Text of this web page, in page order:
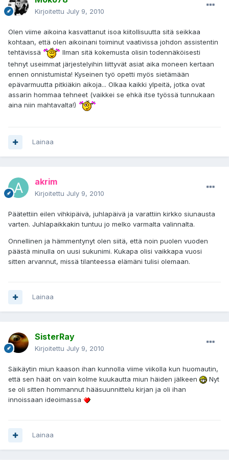
Kirjoitettu July 9, 2010
Olen viime aikoina kasvattanut isoa kiitollisuutta sitä seikkaa
kohtaan, että olen aikoinani toiminut vaativissa johdon assistentin
tehtävissä
Ilman sitä kokemusta olisin todennäköisesti
tehnyt useimmat järjestelyihin liittyvät asiat aika moneen kertaan
ennen onnistumista! Kyseinen työ opetti myös sietämään
epävarmuutta pitkiäkin aikoja... Olkaa kaikki ylpeitä, jotka ovat
assarin hommaa tehneet (vaikkei se ehkä itse työssä tunnukaan
aina niin mahtavalta!)
Lainaa
akrim
Kirjoitettu July 9, 2010
Päätettiin eilen vihkipäivä, juhlapäivä ja varattiin kirkko siunausta
varten. Juhlapaikkakin tuntuu jo melko varmalta valinnalta.
Onnellinen ja hämmentynyt olen siitä, että noin puolen vuoden
päästä minulla on uusi sukunimi. Kukapa olisi vaikkapa vuosi
sitten arvannut, missä tilanteessa elämäni tulisi olemaan.
Lainaa
SisterRay
Kirjoitettu July 9, 2010
Säikäytin miun kaason ihan kunnolla viime viikolla kun huomautin,
että sen häät on vain kolme kuukautta miun häiden jälkeen
Nyt
se oli sitten hommannut hääsuunnittelu kirjan ja oli ihan
innoissaan ideoimassa
Lainaa